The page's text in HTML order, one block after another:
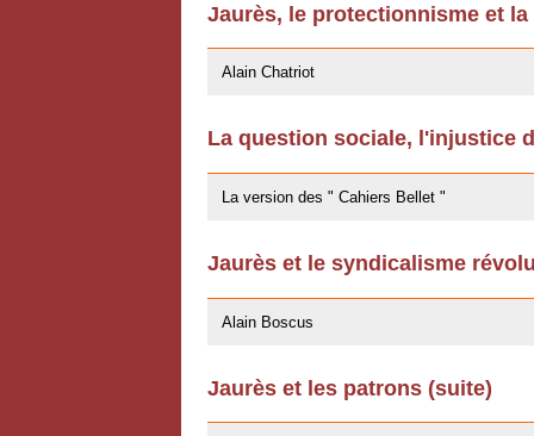
Jaurès, le protectionnisme et
Alain Chatriot
La question sociale, l'injustice
La version des " Cahiers Bellet "
Jaurès et le syndicalisme
Alain Boscus
Jaurès et les patrons (suite)